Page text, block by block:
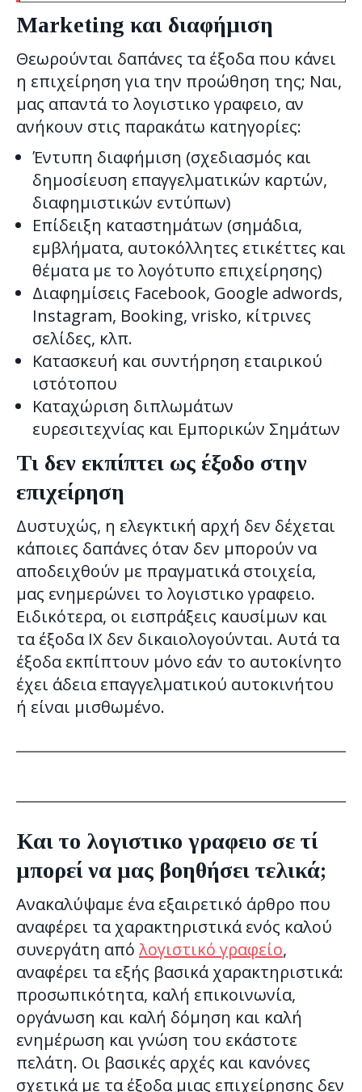
Marketing και διαφήμιση
Θεωρούνται δαπάνες τα έξοδα που κάνει
η επιχείρηση για την προώθηση της; Ναι,
μας απαντά το λογιστικο γραφειο, αν
ανήκουν στις παρακάτω κατηγορίες:
Έντυπη διαφήμιση (σχεδιασμός και
δημοσίευση επαγγελματικών καρτών,
διαφημιστικών εντύπων)
Επίδειξη καταστημάτων (σημάδια,
εμβλήματα, αυτοκόλλητες ετικέττες και
θέματα με το λογότυπο επιχείρησης)
Διαφημίσεις Facebook, Google adwords,
Instagram, Booking, vrisko, κίτρινες
σελίδες, κλπ.
Κατασκευή και συντήρηση εταιρικού
ιστότοπου
Καταχώριση διπλωμάτων
ευρεσιτεχνίας και Εμπορικών Σημάτων
Τι δεν εκπίπτει ως έξοδο στην
επιχείρηση
Δυστυχώς, η ελεγκτική αρχή δεν δέχεται
κάποιες δαπάνες όταν δεν μπορούν να
αποδειχθούν με πραγματικά στοιχεία,
μας ενημερώνει το λογιστικο γραφειο.
Ειδικότερα, οι εισπράξεις καυσίμων και
τα έξοδα ΙΧ δεν δικαιολογούνται. Αυτά τα
έξοδα εκπίπτουν μόνο εάν το αυτοκίνητο
έχει άδεια επαγγελματικού αυτοκινήτου
ή είναι μισθωμένο.
Και το λογιστικο γραφειο σε τί
μπορεί να μας βοηθήσει τελικά;
Ανακαλύψαμε ένα εξαιρετικό άρθρο που
αναφέρει τα χαρακτηριστικά ενός καλού
συνεργάτη από λογιστικό γραφείο,
αναφέρει τα εξής βασικά χαρακτηριστικά:
προσωπικότητα, καλή επικοινωνία,
οργάνωση και καλή δόμηση και καλή
ενημέρωση και γνώση του εκάστοτε
πελάτη. Οι βασικές αρχές και κανόνες
σχετικά με τα έξοδα μιας επιχείρησης δεν